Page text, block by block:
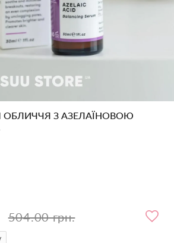
ОБЛИЧЧЯ З АЗЕЛАЇНОВОЮ
504.00 грн.